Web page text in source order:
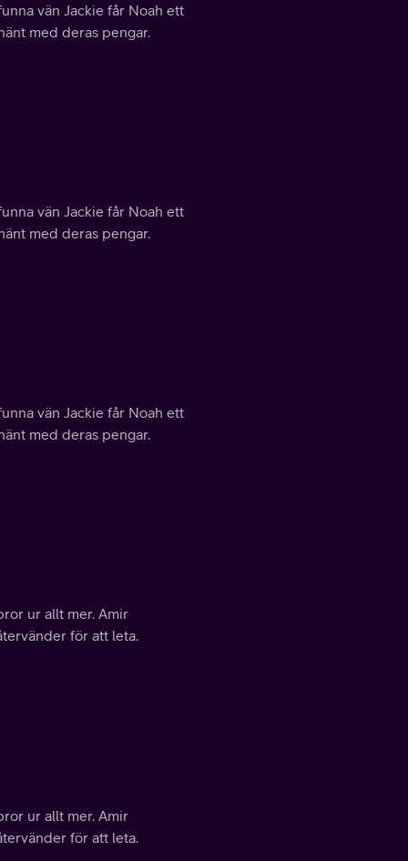
vän Jackie får Noah ett
med deras pengar.
vän Jackie får Noah ett
med deras pengar.
vän Jackie får Noah ett
med deras pengar.
ur allt mer. Amir
för att leta.
ur allt mer. Amir
för att leta.